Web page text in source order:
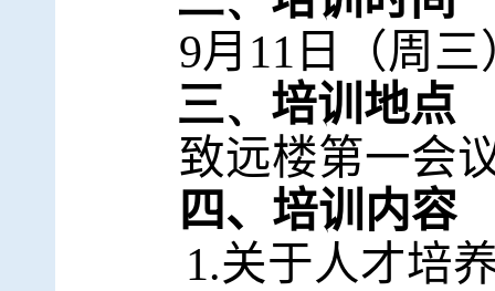
9月 11 日（周
三、 培训地点
致远楼第一会
四、培训内容
1.关于人才培